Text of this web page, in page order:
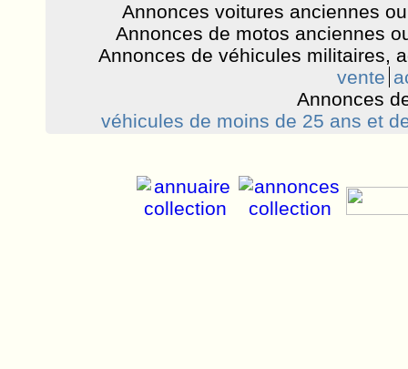
Annonces voitures anciennes
Annonces de motos anciennes
Annonces de véhicules militaires,
vente
Annonces
véhicules de moins de 25 ans et